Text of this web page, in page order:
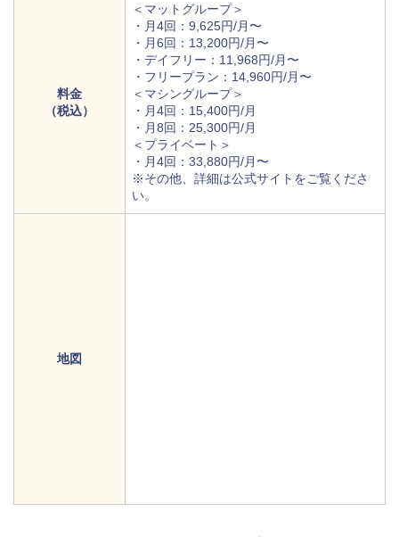
料金
（税込）
＜マットグループ＞
・月4回：9,625円/月〜
・月6回：13,200円/月〜
・デイフリー：11,968円/月〜
・フリープラン：14,960円/月〜
＜マシングループ＞
・月4回：15,400円/月
・月8回：25,300円/月
＜プライベート＞
・月4回：33,880円/月〜
※その他、詳細は公式サイトをご覧くださ
い。
地図